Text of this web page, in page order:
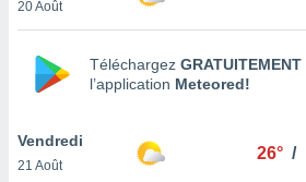
ainsi
un
la
du
20 Août
Téléchargez GRATUITEMENT
l’application Meteored!
Vendredi
21 Août
26° /